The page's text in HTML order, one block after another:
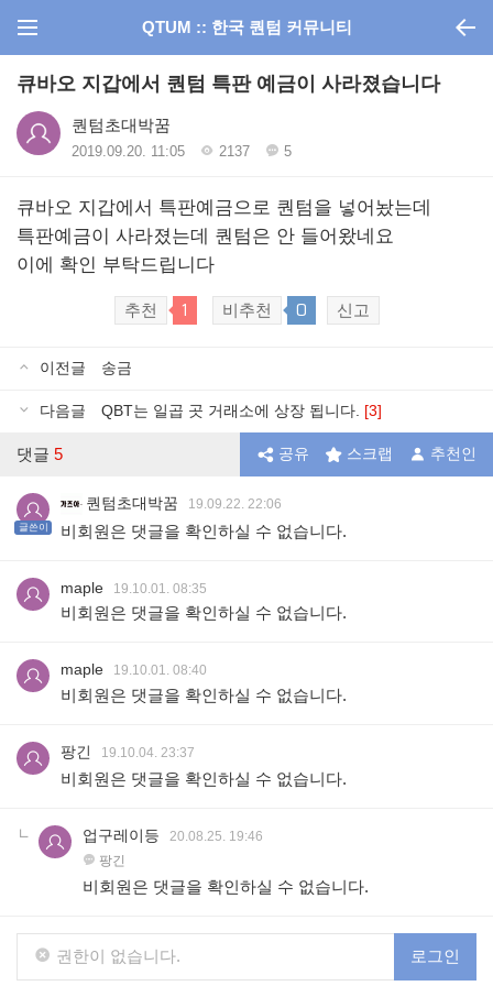
QTUM :: 한국 퀀텀 커뮤니티
큐바오 지갑에서 퀀텀 특판 예금이 사라졌습니다
퀀텀초대박꿈
2019.09.20. 11:05 2137 5
큐바오 지갑에서 특판예금으로 퀀텀을 넣어놨는데
특판예금이 사라졌는데 퀀텀은 안 들어왔네요
이에 확인 부탁드립니다
추천 1 비추천 0 신고
이전글 송금
다음글 QBT는 일곱 곳 거래소에 상장 됩니다. [3]
댓글 5 공유 스크랩 추천인
글쓴이
퀀텀초대박꿈 19.09.22. 22:06
비회원은 댓글을 확인하실 수 없습니다.
maple 19.10.01. 08:35
비회원은 댓글을 확인하실 수 없습니다.
maple 19.10.01. 08:40
비회원은 댓글을 확인하실 수 없습니다.
팡긴 19.10.04. 23:37
비회원은 댓글을 확인하실 수 없습니다.
업구레이등
20.08.25. 19:46
팡긴
비회원은 댓글을 확인하실 수 없습니다.
권한이 없습니다. 로그인